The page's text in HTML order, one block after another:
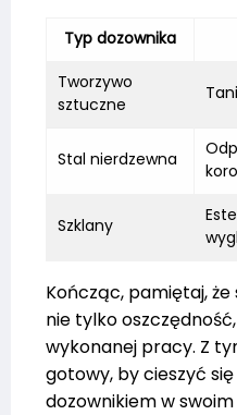
Typ dozownika
Tworzywo
sztuczne
Stal nierdzewna
Szklany
Kończąc, pamiętaj,
nie tylko
wykonanej pracy. Z
gotowy, by cieszyć
dozownikiem w swoim